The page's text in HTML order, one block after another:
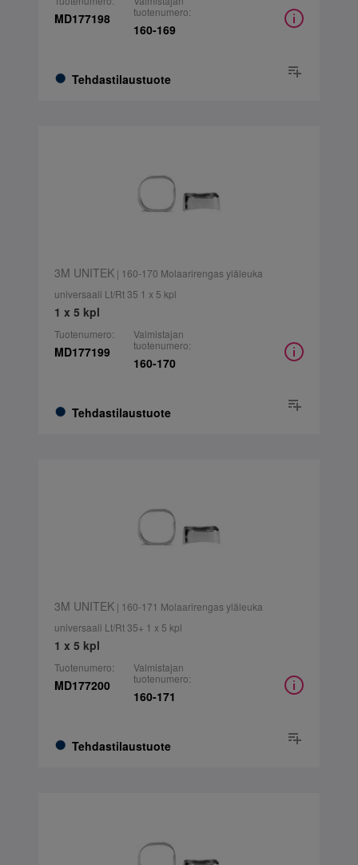
MD177198
Tehdastilaustuote
tuotenumero:
160-169
3M UNITEK| 160-170 Molaarirengas yläleuka
universaali Lt/Rt 35 1 x 5 kpl
1 x 5 kpl
Tuotenumero:
MD177199
Tehdastilaustuote
Valmistajan
tuotenumero:
160-170
3M UNITEK| 160-171 Molaarirengas yläleuka
universaali Lt/Rt 35+ 1 x 5 kpl
1 x 5 kpl
Tuotenumero:
MD177200
Tehdastilaustuote
Valmistajan
tuotenumero:
160-171